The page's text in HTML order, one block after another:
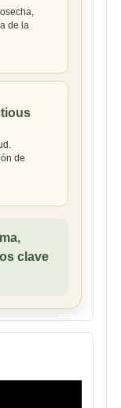
de la
de
clave